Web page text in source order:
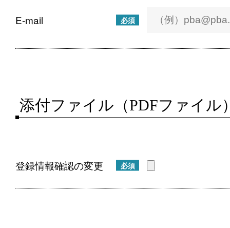
E-mail 必須
添付ファイル（PDFファイル
登録情報確認の変更 必須